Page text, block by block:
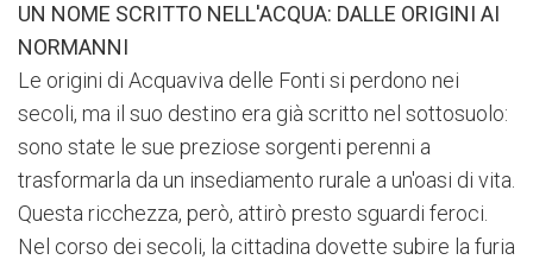
UN NOME SCRITTO NELL'ACQUA: DALLE ORIGINI AI
NORMANNI
Le origini di Acquaviva delle Fonti si perdono nei
secoli, ma il suo destino era già scritto nel sottosuolo:
sono state le sue preziose sorgenti perenni a
trasformarla da un insediamento rurale a un'oasi di vita.
Questa ricchezza, però, attirò presto sguardi feroci.
Nel corso dei secoli, la cittadina dovette subire la furia